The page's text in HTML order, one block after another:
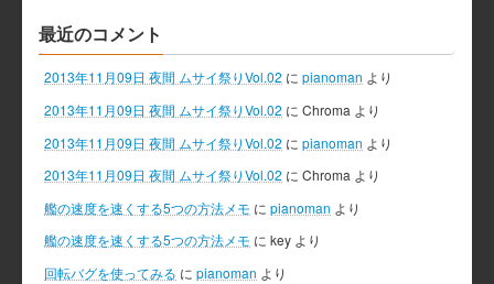
最近のコメント
2013年11月09日 夜間 ムサイ祭りVol.02 に pianoman より
2013年11月09日 夜間 ムサイ祭りVol.02 に Chroma より
2013年11月09日 夜間 ムサイ祭りVol.02 に pianoman より
2013年11月09日 夜間 ムサイ祭りVol.02 に Chroma より
艦の速度を速くする5つの方法メモ に pianoman より
艦の速度を速くする5つの方法メモ に key より
回転バグを使ってみる に pianoman より